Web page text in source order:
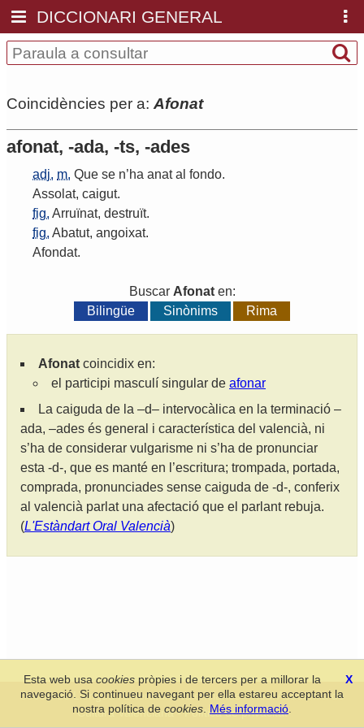
DICCIONARI GENERAL
Coincidències per a: Afonat
afonat, -ada, -ts, -ades
adj. m. Que se n’ha anat al fondo.
Assolat, caigut.
fig. Arruïnat, destruït.
fig. Abatut, angoixat.
Afondat.
Buscar Afonaten:
Bilingüe
Sinònims Rima
Afonat coincidix en:
el participi masculí singular de afonar
La caiguda de la –d– intervocàlica en la terminació –
ada, –ades és general i característica del valencià, ni
s’ha de considerar vulgarisme ni s’ha de pronunciar
esta -d-, que es manté en l’escritura; trompada, portada,
comprada, pronunciades sense caiguda de -d-, conferix
al valencià parlat una afectació que el parlant rebuja.
(L'Estàndart Oral Valencià)
Secció de Llengua i Lliteratura Valencianes-Real Acadèmia de
Cultura Valenciana-Política de privacitat
X
Esta web usacookies pròpies i de tercers per a millorar la
navegació. Si continueu navegant per ella estareu acceptant la
nostra política de cookies Més informació